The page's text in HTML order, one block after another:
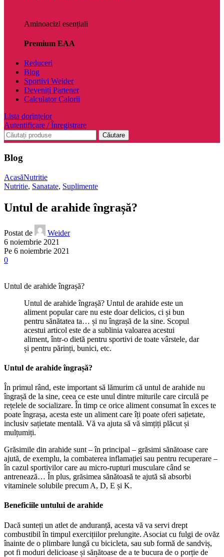
Aminoacizi esențiali
Premium EAA
Reduceri
Blog
Sportivi Weider
Deveniți Partener
Calculator Calorii
Lista dorințelor
Autentificare / Înregistrare
Căutare
Blog
AcasăNutritie
Nutritie, Sanatate, Suplimente
Untul de arahide îngrașă?
Postat de
Weider
6 noiembrie 2021
Pe 6 noiembrie 2021
0
Untul de arahide îngrașă?
Untul de arahide îngrașă? Untul de arahide este un
aliment popular care nu este doar delicios, ci și bun
pentru sănătatea ta… și nu îngrașă de la sine. Scopul
acestui articol este de a sublinia valoarea acestui
aliment, într-o dietă pentru sportivi de toate vârstele, dar
și pentru părinți, bunici, etc.
Untul de arahide îngrașă?
În primul rând, este important să lămurim că untul de arahide nu
îngrașă de la sine, ceea ce este unul dintre miturile care circulă pe
rețelele de socializare. În timp ce orice aliment consumat în exces te
poate îngrașa, acesta este un aliment care îți poate oferi sațietate,
inclusiv sațietate mentală. Vă va ajuta să vă simțiți plăcut și
mulțumiți.
Grăsimile din arahide sunt – în principal – grăsimi sănătoase care
ajută, de exemplu, la combaterea inflamației sau pentru recuperare –
în cazul sportivilor care au micro-rupturi musculare când se
antrenează… În plus, grăsimea sănătoasă te ajută să absorbi
vitaminele solubile precum A, D, E și K.
Beneficiile untului de arahide
Dacă sunteți un atlet de anduranță, acesta vă va servi drept
combustibil în timpul exercițiilor prelungite. Asociat cu fulgi de ovăz
înainte de o plimbare lungă cu bicicleta, sau sub formă de sandviș,
pot fi moduri delicioase și sănătoase de a te bucura de o porție de